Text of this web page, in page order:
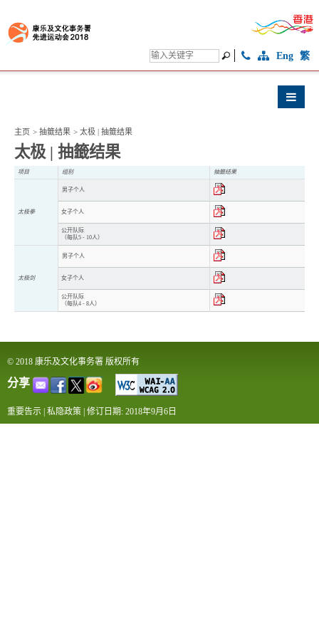
Eng 繁
主页 > 抽籤结果 > 太极 | 抽籤结果
太极 | 抽籤结果
项目 组别 抽籤结果
太极拳
男子个人
女子个人
公开队际
（每队5 - 10人）
太极剑
男子个人
女子个人
公开队际
（每队4 - 8人）
© 2018 康乐及文化事务署 版权所有
分享
重要告示 私隐政策 修订日期: 2018年9月6日